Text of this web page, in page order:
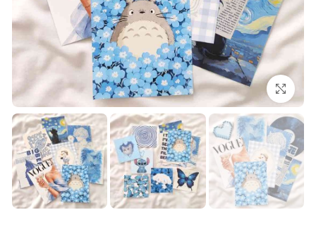
بزرگنمایی تصویر